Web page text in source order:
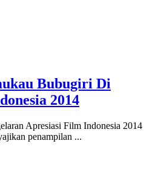
Bubugiri Di
2014
Apresiasi Film Indonesia 2014
penampilan ...